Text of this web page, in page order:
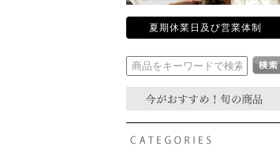
夏期休業日及び営業体制